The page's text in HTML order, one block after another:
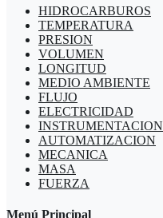
HIDROCARBUROS
TEMPERATURA
PRESION
VOLUMEN
LONGITUD
MEDIO AMBIENTE
FLUJO
ELECTRICIDAD
INSTRUMENTACION
AUTOMATIZACION
MECANICA
MASA
FUERZA
Menú Principal